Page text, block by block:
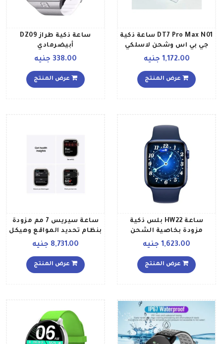
DT7 Pro Max N01 ساعة ذكية
جي بي اس وشحن لاسلكي
رياضي لأجهزة آيفون
1,172.00 جنيه
عرض المنتج
ساعة ذكية طراز DZ09
أبيضرمادي
338.00 جنيه
عرض المنتج
ساعة HW22 بلس ذكية
مزودة بخاصية الشحن
اللاسلكي والاتصال عبر
مم أزرق
1,623.00 جنيه
عرض المنتج
ساعة سيريس 7 مم مزودة
بنظام تحديد المواقع وهيكل
8,731.00 جنيه
عرض المنتج